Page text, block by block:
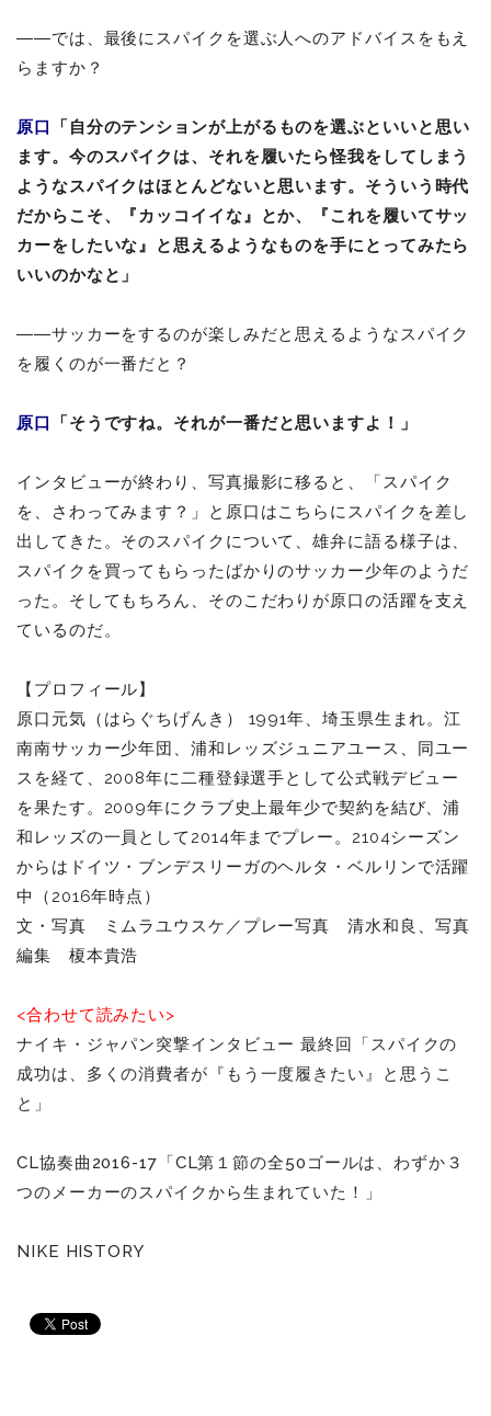
――では、最後にスパイクを選ぶ人へのアドバイスをもえ
らますか？
原口
「自分のテンションが上がるものを選ぶといいと思い
ます。今のスパイクは、それを履いたら怪我をしてしまう
ようなスパイクはほとんどないと思います。そういう時代
だからこそ、『カッコイイな』とか、『これを履いてサッ
カーをしたいな』と思えるようなものを手にとってみたら
いいのかなと」
――サッカーをするのが楽しみだと思えるようなスパイク
を履くのが一番だと？
原口 「そうですね。それが一番だと思いますよ！」
インタビューが終わり、写真撮影に移ると、「スパイク
を、さわってみます？」と原口はこちらにスパイクを差し
出してきた。そのスパイクについて、雄弁に語る様子は、
スパイクを買ってもらったばかりのサッカー少年のようだ
った。そしてもちろん、そのこだわりが原口の活躍を支え
ているのだ。
【プロフィール】
原口元気（はらぐちげんき） 1991年、埼玉県生まれ。江
南南サッカー少年団、浦和レッズジュニアユース、同ユー
スを経て、2008年に二種登録選手として公式戦デビュー
を果たす。2009年にクラブ史上最年少で契約を結び、浦
和レッズの一員として2014年までプレー。2104シーズン
からはドイツ・ブンデスリーガのヘルタ・ベルリンで活躍
中（2016年時点）
文・写真 ミムラユウスケ／プレー写真 清水和良、 写真
編集 榎本貴浩
<合わせて読みたい>
ナイキ・ジャパン突撃インタビュー 最終回「スパイクの
成功は、多くの消費者が『もう一度履きたい』と思うこ
と」
CL協奏曲2016-17「CL第１節の全50ゴールは、わずか３
つのメーカーのスパイクから生まれていた！」
NIKE HISTORY